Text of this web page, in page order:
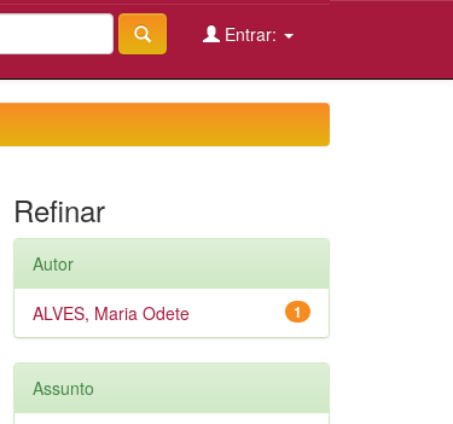
Entrar:
Refinar
Autor
1
ALVES, Maria Odete
Assunto